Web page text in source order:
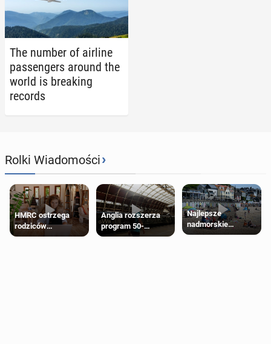
The number of airline
pas­sen­gers around the
world is break­ing
records
Rolki Wiadomości›
HMRC ostrzega
rodziców
pobierających Child
Anglia rozszerza
program 50-
procentowych
Najlepsze
nadmorskie
miasteczko blisko